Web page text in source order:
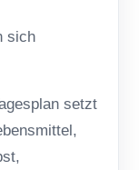
sich
setzt